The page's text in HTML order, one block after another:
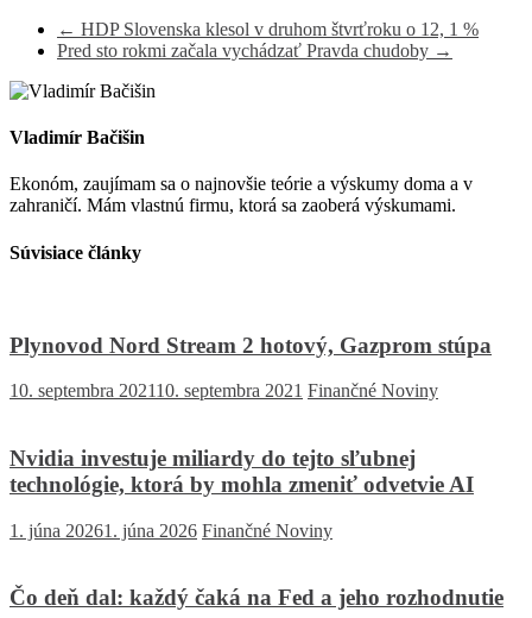
← HDP Slovenska klesol v druhom štvrťroku o 12, 1 %
Pred sto rokmi začala vychádzať Pravda chudoby →
Vladimír Bačišin
Ekonóm, zaujímam sa o najnovšie teórie a výskumy doma a v
zahraničí. Mám vlastnú firmu, ktorá sa zaoberá výskumami.
Súvisiace články
Plynovod Nord Stream 2 hotový, Gazprom stúpa
10. septembra 202110. septembra 2021 Finančné Noviny
Nvidia investuje miliardy do tejto sľubnej
technológie, ktorá by mohla zmeniť odvetvie AI
1. júna 20261. júna 2026 Finančné Noviny
Čo deň dal: každý čaká na Fed a jeho rozhodnutie